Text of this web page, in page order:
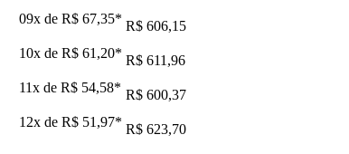
09x de R$ 67,35* R$ 606,15
10x de R$ 61,20* R$ 611,96
11x de R$ 54,58* R$ 600,37
12x de R$ 51,97* R$ 623,70